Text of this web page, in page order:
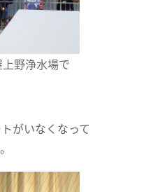
野浄水場で
がいなくなって